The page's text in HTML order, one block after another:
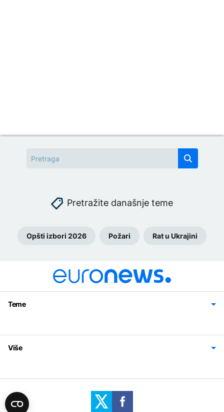
Pretražite današnje teme
Opšti izbori 2026 Požari Rat u Ukrajini
Teme
Svijet
Sport
Magazin
Više
Politika privatnosti
Uslovi korišćenja